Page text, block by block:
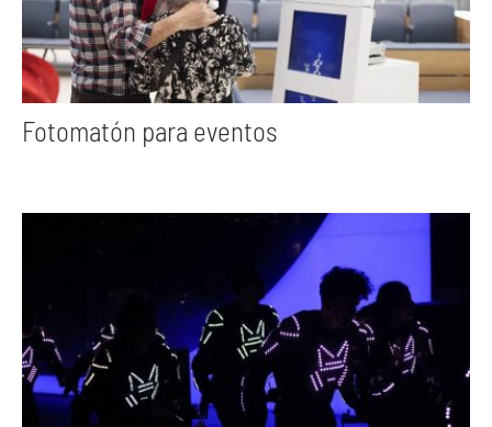
Fotomatón para eventos